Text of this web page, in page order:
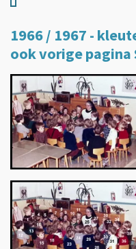
1966 / 1967 -
ook vorige pagina